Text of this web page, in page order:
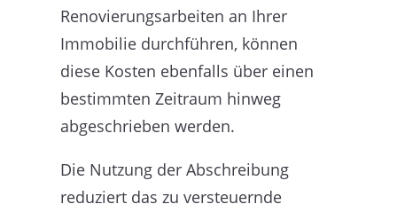
Renovierungsarbeiten an Ihrer
Immobilie durchführen, können
diese Kosten ebenfalls über einen
bestimmten Zeitraum hinweg
abgeschrieben werden.
Die Nutzung der Abschreibung
reduziert das zu versteuernde